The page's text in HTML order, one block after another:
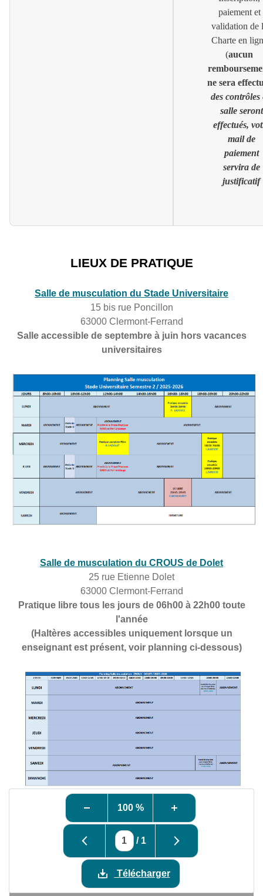
paiement et
validation de
Charte en
(aucun
ne sera
des contrôles
salle seront
effectués,
mail de
paiement
servira de
justificatif
LIEUX DE PRATIQUE
Salle de musculation du Stade Universitaire
15 bis rue Poncillon
63000 Clermont-Ferrand
Salle accessible de septembre à juin hors vacances
universitaires
Salle de musculation du CROUS de Dolet
25 rue Etienne Dolet
63000 Clermont-Ferrand
Pratique libre tous les jours de 06h00 à 22h00 toute
l'année
(Haltères accessibles uniquement lorsque un
enseignant est présent, voir planning ci-dessous)
100 %
/ 1
Télécharger